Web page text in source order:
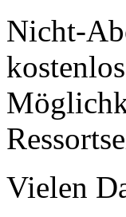
Nicht-
Vielen